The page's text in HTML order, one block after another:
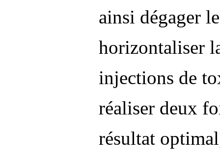
ainsi dégager
horizontaliser
injections de
réaliser deux
résultat